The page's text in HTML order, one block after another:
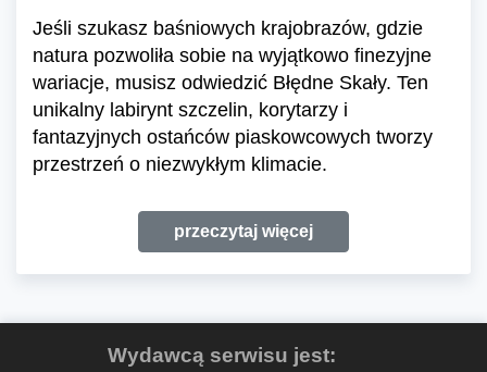
Jeśli szukasz baśniowych krajobrazów, gdzie
natura pozwoliła sobie na wyjątkowo finezyjne
wariacje, musisz odwiedzić Błędne Skały. Ten
unikalny labirynt szczelin, korytarzy i
fantazyjnych ostańców piaskowcowych tworzy
przestrzeń o niezwykłym klimacie.
przeczytaj więcej
Wydawcą serwisu jest: